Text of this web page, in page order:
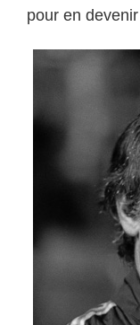
pour en